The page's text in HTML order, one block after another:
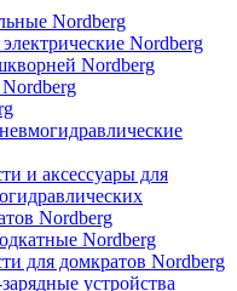
Nordberg
Nordberg
Nordberg
и аксессуары для
Nordberg
Nordberg
для домкратов Nordberg
устройства